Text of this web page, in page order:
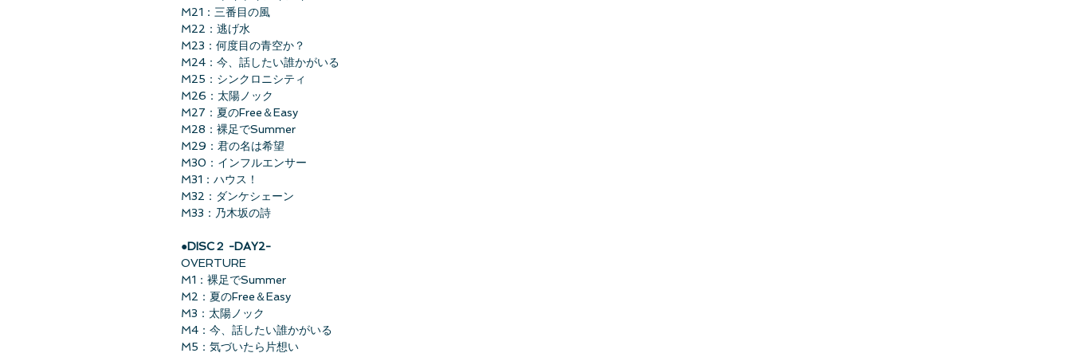
M21：三番目の風
M22：逃げ水
M23：何度目の青空か？
M24：今、話したい誰かがいる
M25：シンクロニシティ
M26：太陽ノック
M27：夏のFree＆Easy
M28：裸足でSummer
M29：君の名は希望
M30：インフルエンサー
M31：ハウス！
M32：ダンケシェーン
M33：乃木坂の詩
●DISC２ -DAY2-
OVERTURE
M1：裸足でSummer
M2：夏のFree＆Easy
M3：太陽ノック
M4：今、話したい誰かがいる
M5：気づいたら片想い